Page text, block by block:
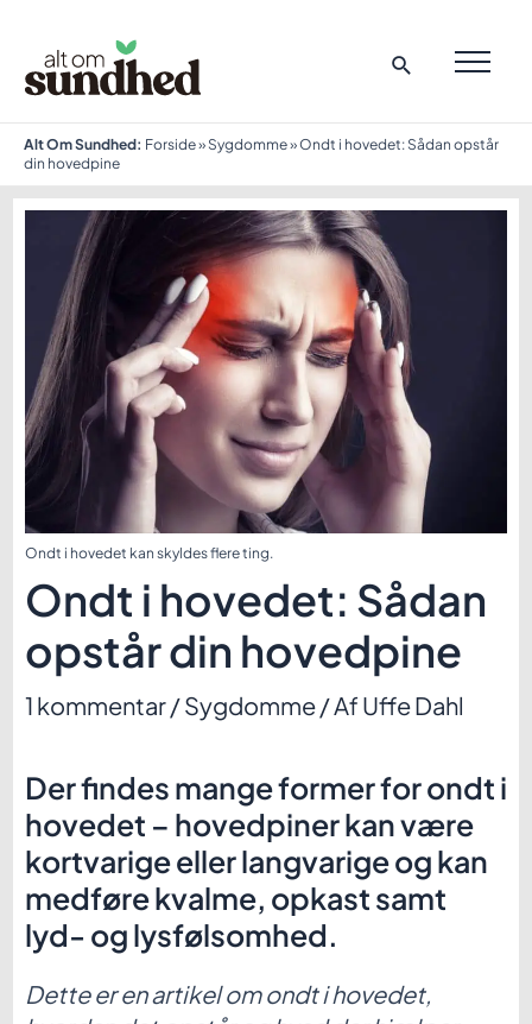
indholdet
Alt Om Sundhed: Forside» Sygdomme»Ondt i hovedet: Sådan opstår
din hovedpine
Ondt i hovedet kan skyldes flere ting.
Ondt i hovedet: Sådan
opstår din hovedpine
1 kommentar/Sygdomme/ AfUffe Dahl
Der findes mange former for ondt i
hovedet – hovedpiner kan være
kortvarige eller langvarige og kan
medføre kvalme, opkast samt
lyd- og lysfølsomhed.
Dette er en artikel om ondt i hovedet,